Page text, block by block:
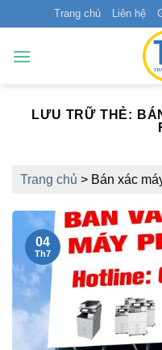
qua
nội
Trang chủ Liên hệ
LƯU TRỮ THẺ:
Trang chủ > Bán xác
04
Th7